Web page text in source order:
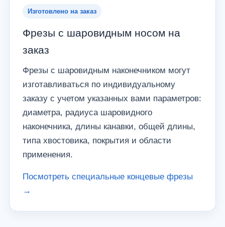
Изготовлено на заказ
Фрезы с шаровидным носом на
заказ
Фрезы с шаровидным наконечником могут
изготавливаться по индивидуальному
заказу с учетом указанных вами параметров:
диаметра, радиуса шаровидного
наконечника, длины канавки, общей длины,
типа хвостовика, покрытия и области
применения.
Посмотреть специальные концевые фрезы
→